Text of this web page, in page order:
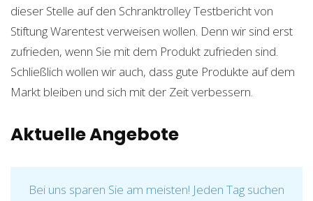
dieser Stelle auf den Schranktrolley Testbericht von
Stiftung Warentest verweisen wollen. Denn wir sind erst
zufrieden, wenn Sie mit dem Produkt zufrieden sind.
Schließlich wollen wir auch, dass gute Produkte auf dem
Markt bleiben und sich mit der Zeit verbessern.
Aktuelle Angebote
Bei uns sparen Sie am meisten! Jeden Tag suchen